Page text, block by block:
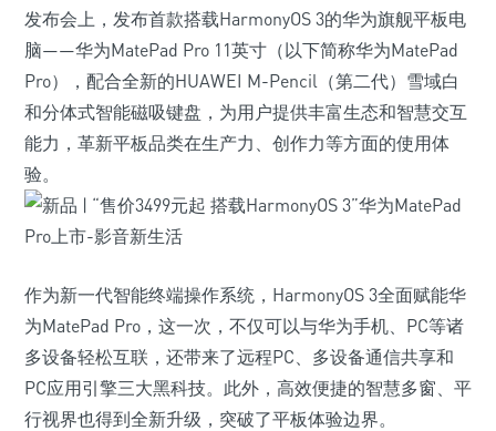
发布会上，发布首款搭载HarmonyOS 3的华为旗舰平板电
脑——华为MatePad Pro 11英寸（以下简称华为MatePad
Pro），配合全新的HUAWEI M-Pencil（第二代）雪域白
和分体式智能磁吸键盘，为用户提供丰富生态和智慧交互
能力，革新平板品类在生产力、创作力等方面的使用体
验。
作为新一代智能终端操作系统，HarmonyOS 3全面赋能华
为MatePad Pro，这一次，不仅可以与华为手机、PC等诸
多设备轻松互联，还带来了远程PC、多设备通信共享和
PC应用引擎三大黑科技。此外，高效便捷的智慧多窗、平
行视界也得到全新升级，突破了平板体验边界。